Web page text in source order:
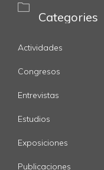

Categories
Actividades
Congresos
Entrevistas
Estudios
Exposiciones
Publicaciones